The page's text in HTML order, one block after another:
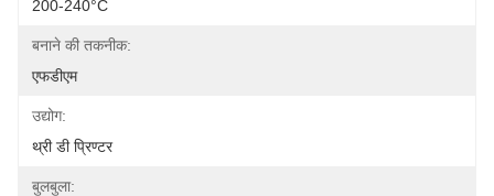
200-240°C
बनाने की तकनीक:
एफडीएम
उद्योग:
थ्री डी प्रिण्टर
बुलबुला: